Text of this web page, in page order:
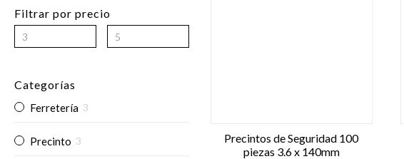
Alcancia Conejito
Alcancia Diseño Cocodrilo
Filtrar por precio
Categorías
Ferretería 3
Precinto 3
Precintos de Seguridad 100
piezas 3.6 x 140mm